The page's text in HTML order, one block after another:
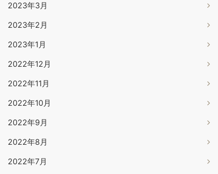
2023年3月
2023年2月
2023年1月
2022年12月
2022年11月
2022年10月
2022年9月
2022年8月
2022年7月